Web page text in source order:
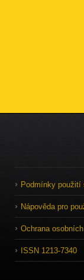
Podmínky použití
Nápověda pro
Ochrana
ISSN 1213-7340